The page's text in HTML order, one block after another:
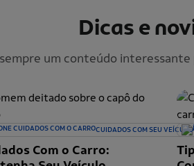
Dicas e
um conteúdo interessante
CUIDADOS COM SEU VEÍCULO
Com o Carro: